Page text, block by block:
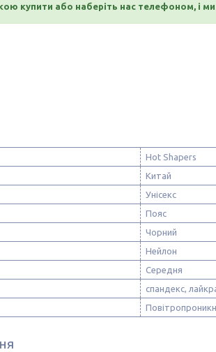
купити або наберіть нас телефоном,
Hot Shapers
Китай
Унісекс
Пояс
Чорний
Нейлон
Середня
спандекс,